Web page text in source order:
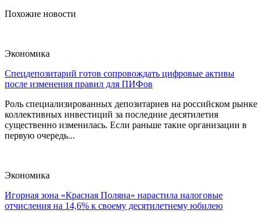
Похожие новости
Экономика
Спецдепозитарий готов сопровождать цифровые активы
после изменения правил для ПИФов
Роль специализированных депозитариев на российском рынке
коллективных инвестиций за последние десятилетия
существенно изменилась. Если раньше такие организации в
первую очередь...
Экономика
Игорная зона «Красная Поляна» нарастила налоговые
отчисления на 14,6% к своему десятилетнему юбилею